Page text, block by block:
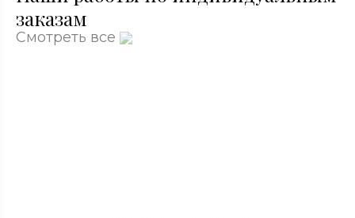
заказам
Смотреть все